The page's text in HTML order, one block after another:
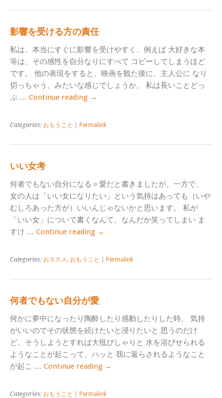
影響を受ける方の責任
私は、本当にすぐに影響を受けやすく、例えば 大好きな本
等は、その感性を自分なりにすべて コピーしてしまうほど
です。 他の表現をすると、映画を観た後に、主人公に なり
切っちゃう、みたいな感じでしょうか。 私は長いことどっ
ぷ … Continue reading →
Categories: おもうこと Permalink
いい女考
何者でもない自分になる＝愛だと書きましたが、一方で、
女の人は「いい女になりたい」という気持はあっても（いや
むしろあった方が）いいんじゃないかと思います。 私が
「いい女」について書くなんて、なんだか笑ってしまい ま
すけ … Continue reading →
Categories: おススメ, おもうこと Permalink
何者でもない自分が愛
何かに夢中になったり陶酔したり感動したりした時、 気持
がいいのでその状態を続けたいと浸りたいと 思うのだけ
ど、そうしようとすれば大抵ぴしゃりと 水を浴びせられる
ようなことが起こって、ハッと 我に返らされるようなこと
が起こ … Continue reading →
Categories: おもうこと Permalink